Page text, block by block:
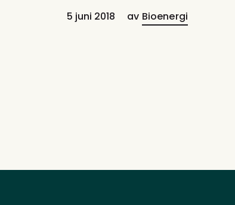
5 juni 2018 av Bioenergi